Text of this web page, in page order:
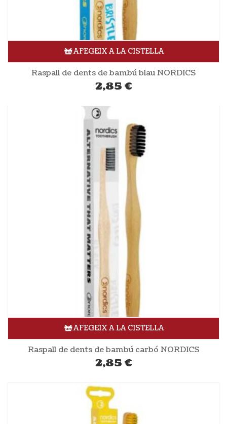
AFEGEIX A LA CISTELLA
Raspall de dents de bambú blau NORDICS
2,85 €
AFEGEIX A LA CISTELLA
Raspall de dents de bambú carbó NORDICS
2,85 €